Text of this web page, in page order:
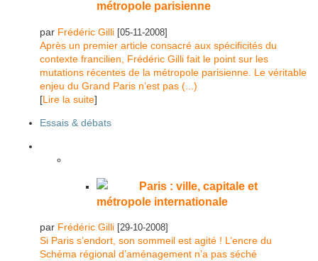
métropole parisienne
par Frédéric Gilli [05-11-2008]
Après un premier article consacré aux spécificités du
contexte francilien, Frédéric Gilli fait le point sur les
mutations récentes de la métropole parisienne. Le véritable
enjeu du Grand Paris n’est pas (...)
[Lire la suite]
Essais & débats
Paris : ville, capitale et
métropole internationale
par Frédéric Gilli [29-10-2008]
Si Paris s’endort, son sommeil est agité ! L’encre du
Schéma régional d’aménagement n’a pas séché